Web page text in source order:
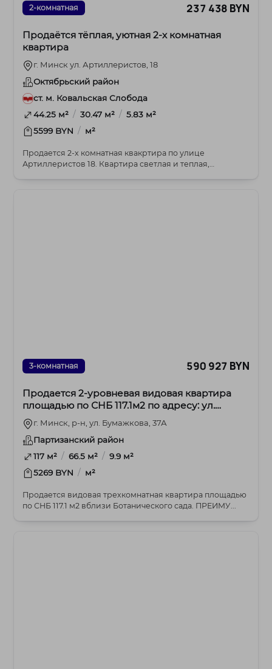
2-комнатная 237 438 BYN
Продаётся тёплая, уютная 2-х комнатная
квартира
г. Минск ул. Артиллеристов, 18
Октябрьский район
ст. м. Ковальская Слобода
44.25 м² / 30.47 м² / 5.83 м²
5599 BYN / м²
Продается 2-х комнатная квакртира по улице
Артиллеристов 18. Квартира светлая и теплая,
3-комнатная 590 927 BYN
Продается 2-уровневая видовая квартира
площадью по СНБ 117.1м2 по адресу: ул.
Бумажкова, 37А
г. Минск, р-н, ул. Бумажкова, 37А
Партизанский район
117 м² / 66.5 м² / 9.9 м²
5269 BYN / м²
Продается видовая трехкомнатная квартира площадью
по СНБ 117.1 м2 вблизи Ботанического сада. ПРЕИМУ...